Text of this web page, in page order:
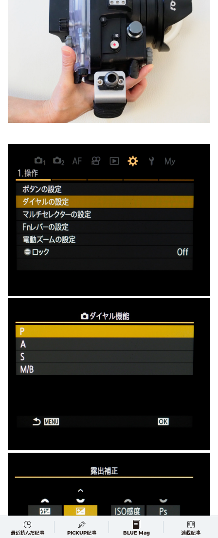
最近読んだ記事 PICKUP記事 BLUE Mag 連載記事